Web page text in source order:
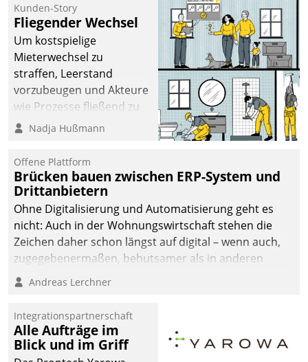
Quartier. Dazwischen
zeigte Datatrain, was es
Neues zu bieten hat.
Kunden-Story
Fliegender Wechsel
Um kostspielige
Mieterwechsel zu
straffen, Leerstand
vorzubeugen und Akteure
wie Prozesse fließend zu
vernetzen, nutzt die
Jahresbeginn eine
Überblick, Einsicht und
Eingriff bietende Lösung.
Zur Entwicklung setzte
man auf
Cloudtechnologie,
bewährte und Startup-
agile Projektmethoden.
Nadja Hußmann
Offene Plattform
Brücken bauen zwischen ERP-System und
Drittanbietern
Ohne Digitalisierung und Automatisierung geht es
nicht: Auch in der Wohnungswirtschaft stehen die
Zeichen daher schon längst auf digital – wenn auch,
zugegebenermaßen, behutsamer als in anderen
Branchen.
Andreas Lerchner
Integrationspartnerschaft
Alle Aufträge im
Blick und im Griff